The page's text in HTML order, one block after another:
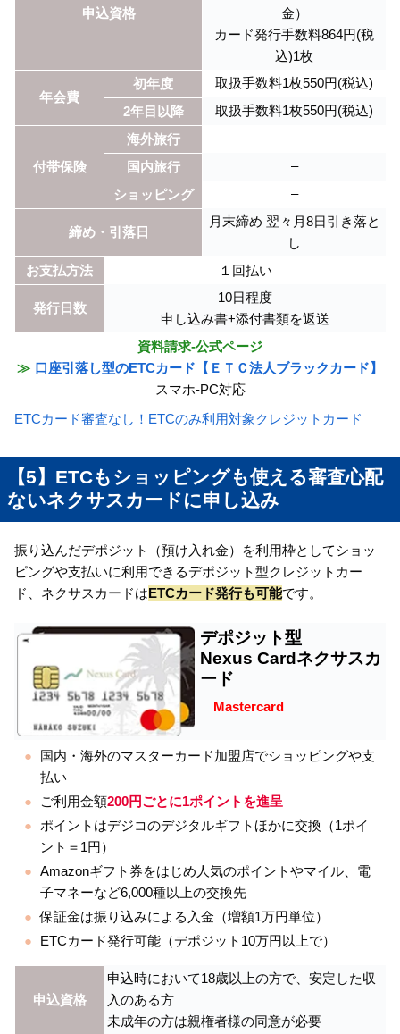
申込資格
金）
カード発行手数料864円(税
込)1枚
年会費
初年度
取扱手数料1枚550円(税込)
2年目以降
取扱手数料1枚550円(税込)
付帯保険
海外旅行
–
国内旅行
–
ショッピング
–
締め・引落日
月末締め 翌々月8日引き落と
し
お支払方法
１回払い
発行日数
10日程度
申し込み書+添付書類を返送
資料請求-公式ページ
≫ 口座引落し型のETCカード【ＥＴＣ法人ブラックカード】
スマホ-PC対応
ETCカード審査なし！ETCのみ利用対象クレジットカード
【5】ETCもショッピングも使える審査心配
ないネクサスカードに申し込み
振り込んだデポジット（預け入れ金）を利用枠としてショッ
ピングや支払いに利用できるデポジット型クレジットカー
ド、ネクサスカードはETCカード発行も可能です。
デポジット型
Nexus Cardネクサスカ
ード
Mastercard
国内・海外のマスターカード加盟店でショッピングや支
払い
ご利用金額200円ごとに1ポイントを進呈
ポイントはデジコのデジタルギフトほかに交換（1ポイ
ント＝1円）
Amazonギフト券をはじめ人気のポイントやマイル、電
子マネーなど6,000種以上の交換先
保証金は振り込みによる入金（増額1万円単位）
ETCカード発行可能（デポジット10万円以上で）
申込資格
申込時において18歳以上の方で、安定した収
入のある方
未成年の方は親権者様の同意が必要